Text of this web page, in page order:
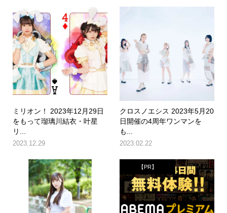
ミリオン！ 2023年12月29日
をもって瑠璃川結衣・叶星
リ...
2023.12.29
クロスノエシス 2023年5月20
日開催の4周年ワンマンを
も...
2023.02.22
【PR】